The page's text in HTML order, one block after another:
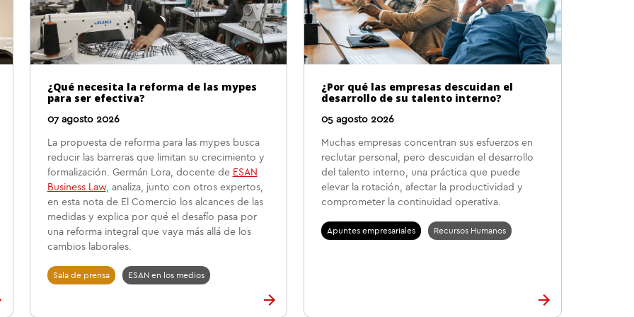
¿Qué necesita la reforma de las mypes
para ser efectiva?
07 agosto 2026
La propuesta de reforma para las mypes busca
reducir las barreras que limitan su crecimiento y
formalización. Germán Lora, docente de ESAN
Business Law, analiza, junto con otros expertos,
en esta nota de El Comercio los alcances de las
medidas y explica por qué el desafío pasa por
una reforma integral que vaya más allá de los
cambios laborales.
Sala de prensa ESAN en los medios
¿Por qué las empresas descuidan el
desarrollo de su talento interno?
05 agosto 2026
Muchas empresas concentran sus esfuerzos en
reclutar personal, pero descuidan el desarrollo
del talento interno, una práctica que puede
elevar la rotación, afectar la productividad y
comprometer la continuidad operativa.
Apuntes empresariales Recursos Humanos